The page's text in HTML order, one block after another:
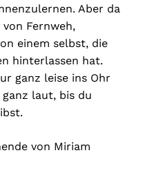
Aber da
Fernweh,
einem selbst, die
hinterlassen hat.
ganz leise ins Ohr
laut, bis du
von Miriam